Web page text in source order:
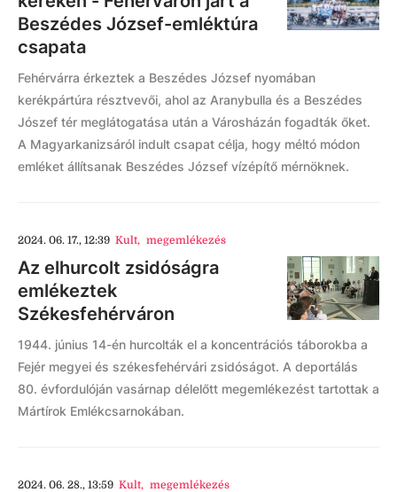
Beszédes József-emléktúra
csapata
Fehérvárra érkeztek a Beszédes József nyomában
kerékpártúra résztvevői, ahol az Aranybulla és a Beszédes
Jószef tér meglátogatása után a Városházán fogadták őket.
A Magyarkanizsáról indult csapat célja, hogy méltó módon
emléket állítsanak Beszédes József vízépítő mérnöknek.
2024. 06. 17., 12:39 Kult, megemlékezés
Az elhurcolt zsidóságra
emlékeztek
Székesfehérváron
1944. június 14-én hurcolták el a koncentrációs táborokba a
Fejér megyei és székesfehérvári zsidóságot. A deportálás
80. évfordulóján vasárnap délelőtt megemlékezést tartottak a
Mártírok Emlékcsarnokában.
2024. 06. 28., 13:59 Kult, megemlékezés